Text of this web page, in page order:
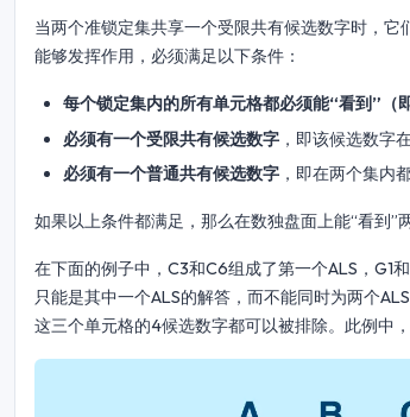
当两个准锁定集共享一个受限共有候选数字时，
能够发挥作用，必须满足以下条件：
每个锁定集内的所有单元格都必须能“看到”（
必须有一个受限共有候选数字 ，即该候选数字
必须有一个普通共有候选数字 ，即在两个集内
如果以上条件都满足，那么在数独盘面上能“看到”
在下面的例子中，C3和C6组成了第一个ALS，G1
只能是其中一个ALS的解答，而不能同时为两个
这三个单元格的4候选数字都可以被排除。此例中